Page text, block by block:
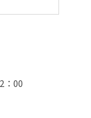
：00